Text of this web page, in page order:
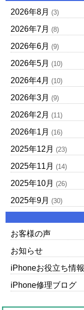
2026年8月 (3)
2026年7月 (8)
2026年6月 (9)
2026年5月 (10)
2026年4月 (10)
2026年3月 (9)
2026年2月 (11)
2026年1月 (16)
2025年12月 (23)
2025年11月 (14)
2025年10月 (26)
2025年9月 (30)
お客様の声
お知らせ
iPhoneお役立ち情報
iPhone修理ブログ